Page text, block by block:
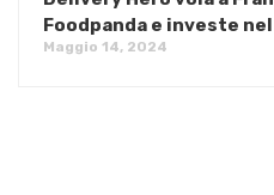
Foodpanda e investe
Maggio 14, 2024